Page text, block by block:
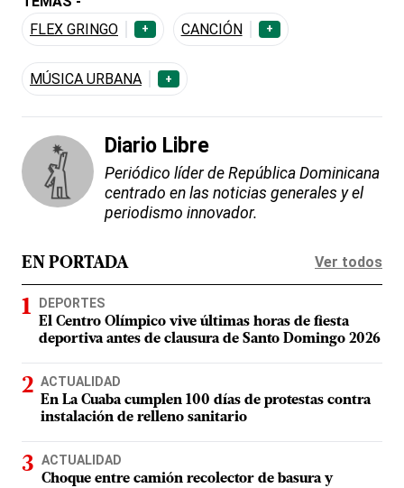
FLEX GRINGO
+ CANCIÓN +
MÚSICA URBANA +
Diario Libre
Periódico líder de República Dominicana
centrado en las noticias generales y el
periodismo innovador.
EN PORTADA Ver todos
DEPORTES
El Centro Olímpico vive últimas horas de fiesta
deportiva antes de clausura de Santo Domingo 2026
ACTUALIDAD
En La Cuaba cumplen 100 días de protestas contra
instalación de relleno sanitario
ACTUALIDAD
Choque entre camión recolector de basura y